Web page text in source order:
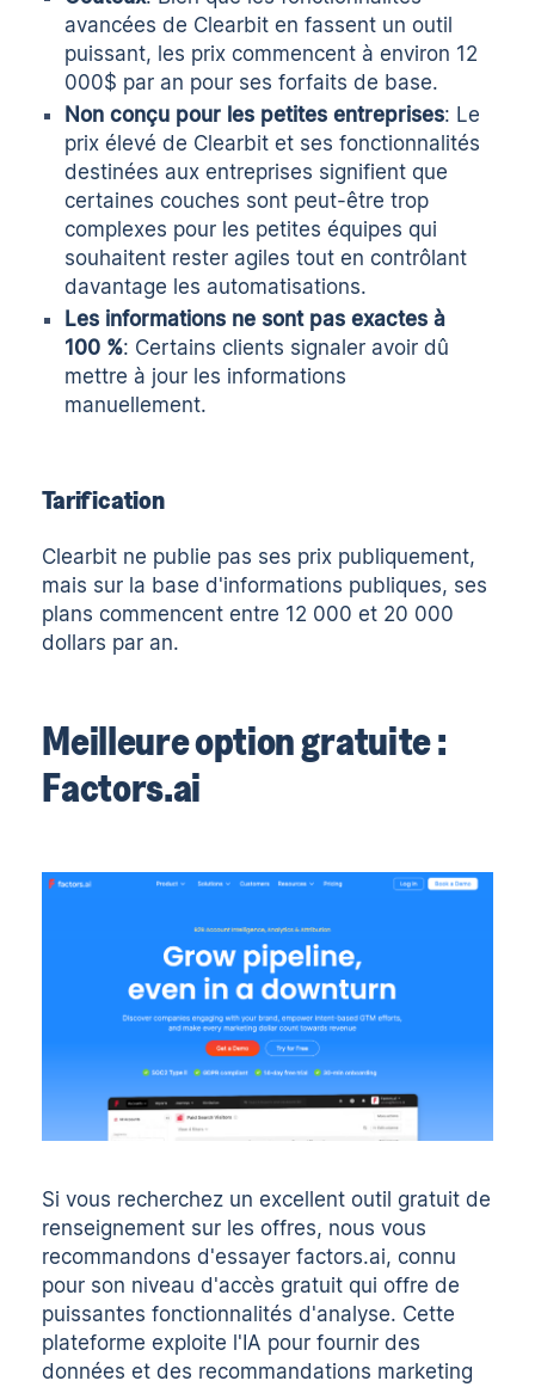
avancées de Clearbit en fassent un outil
puissant, les prix commencent à environ 12
000$ par an pour ses forfaits de base.
Non conçu pour les petites entreprises: Le
prix élevé de Clearbit et ses fonctionnalités
destinées aux entreprises signifient que
certaines couches sont peut-être trop
complexes pour les petites équipes qui
souhaitent rester agiles tout en contrôlant
davantage les automatisations.
Les informations ne sont pas exactes à
100 %: Certains clients signaler avoir dû
mettre à jour les informations
manuellement.
Tarification
Clearbit ne publie pas ses prix publiquement,
mais sur la base d'informations publiques, ses
plans commencent entre 12 000 et 20 000
dollars par an.
Meilleure option gratuite :
Factors.ai
Si vous recherchez un excellent outil gratuit de
renseignement sur les offres, nous vous
recommandons d'essayer factors.ai, connu
pour son niveau d'accès gratuit qui offre de
puissantes fonctionnalités d'analyse. Cette
plateforme exploite l'IA pour fournir des
données et des recommandations marketing